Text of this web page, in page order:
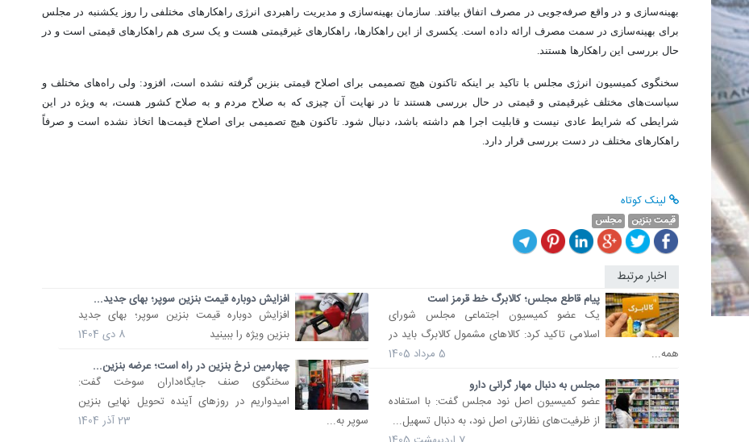
بهینه‌سازی و در واقع صرفه‌جویی در مصرف اتفاق بیافتد. سازمان بهینه‌سازی و مدیریت راهبردی انرژی راهکارهای مختلفی را روز یکشنبه در مجلس
برای بهینه‌سازی در سمت مصرف ارائه داده است. یکسری از این راهکارها، راهکارهای غیرقیمتی هست و یک سری هم راهکارهای قیمتی است و در
حال بررسی این راهکارها هستند.
سخنگوی کمیسیون انرژی مجلس با تاکید بر اینکه تاکنون هیچ تصمیمی برای اصلاح قیمتی بنزین گرفته نشده است، افزود: ولی راه‌های مختلف و
سیاست‌های مختلف غیرقیمتی و قیمتی در حال بررسی هستند تا در نهایت آن چیزی که به صلاح مردم و به صلاح کشور هست، به ویژه در این
شرایطی که شرایط عادی نیست و قابلیت اجرا هم داشته باشد، دنبال شود. تاکنون هیچ تصمیمی برای اصلاح قیمت‌ها اتخاذ نشده است و صرفاً
راهکارهای مختلف در دست بررسی قرار دارد.
لینک کوتاه
قیمت بنزین مجلس
اخبار مرتبط
پیام قاطع مجلس؛ کالابرگ خط قرمز است
یک عضو کمیسیون اجتماعی مجلس شورای
اسلامی تاکید کرد: کالاهای مشمول کالابرگ باید در
همه...
5 مرداد 1405
مجلس به دنبال مهار گرانی دارو
عضو کمیسیون اصل نود مجلس گفت: با استفاده
از ظرفیت‌های نظارتی اصل نود، به دنبال تسهیل...
افزایش دوباره قیمت بنزین سوپر؛ بهای جدید...
افزایش دوباره قیمت بنزین سوپر؛ بهای جدید
بنزین ویژه را ببینید
8 دی 1404
چهارمین نرخ بنزین در راه است؛ عرضه بنزین...
سخنگوی صنف جایگاه‌داران سوخت گفت:
امیدواریم در روزهای آینده تحویل نهایی بنزین
سوپر به...
23 آذر 1404